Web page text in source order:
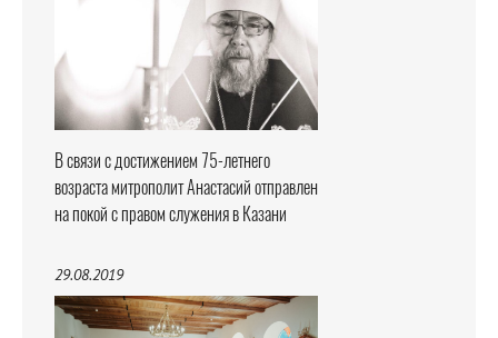
В связи с достижением 75-летнего
возраста митрополит Анастасий отправлен
на покой с правом служения в Казани
29.08.2019